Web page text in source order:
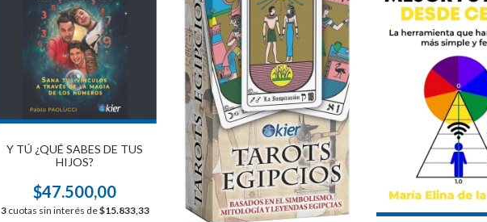
Y TÚ ¿QUÉ SABES DE TUS
HIJOS?
$47.500,00
3 cuotas sin interés de$15.833,33